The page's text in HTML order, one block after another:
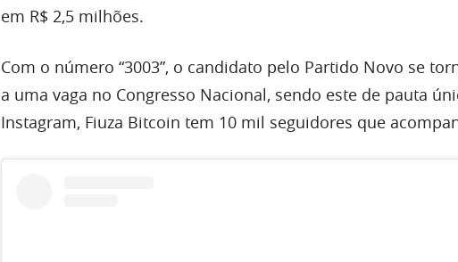
em R$ 2,5 milhões.
Com o número “3003”, o candidato pelo Partido Novo se
a uma vaga no Congresso Nacional, sendo este de pauta
Instagram, Fiuza Bitcoin tem 10 mil seguidores que